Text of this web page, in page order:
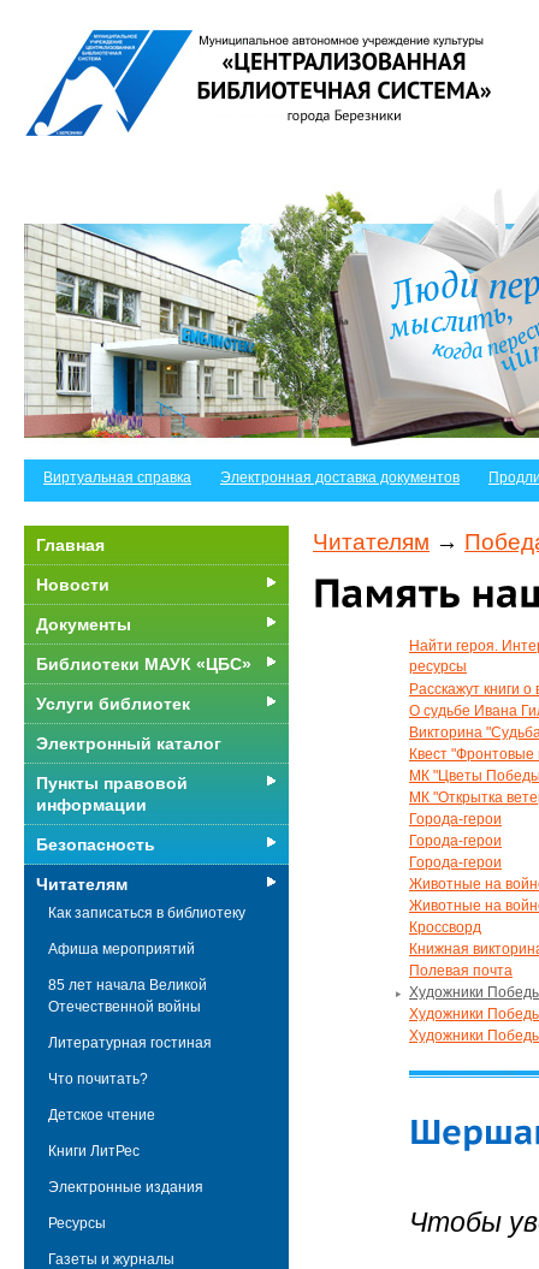
Виртуальная справка Электронная доставка документов
Читателям →
Найти героя.
ресурсы
Расскажут книги о
О судьбе Ивана
Викторина
Квест
МК "Цветы
МК "Открытка
Города-герои
Города-герои
Города-герои
Животные на
Животные на
Кроссворд
Книжная
Полевая почта
Художники
Художники
Художники
Чтобы
Главная
Новости
Документы
Библиотеки МАУК «ЦБС»
Услуги библиотек
Электронный каталог
Пункты правовой
информации
Безопасность
Читателям
Как записаться в библиотеку
Афиша мероприятий
85 лет начала Великой
Отечественной войны
Литературная гостиная
Что почитать?
Детское чтение
Книги ЛитРес
Электронные издания
Ресурсы
Газеты и журналы